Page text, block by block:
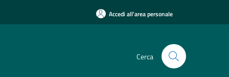
Accedi all'area personale
Cerca